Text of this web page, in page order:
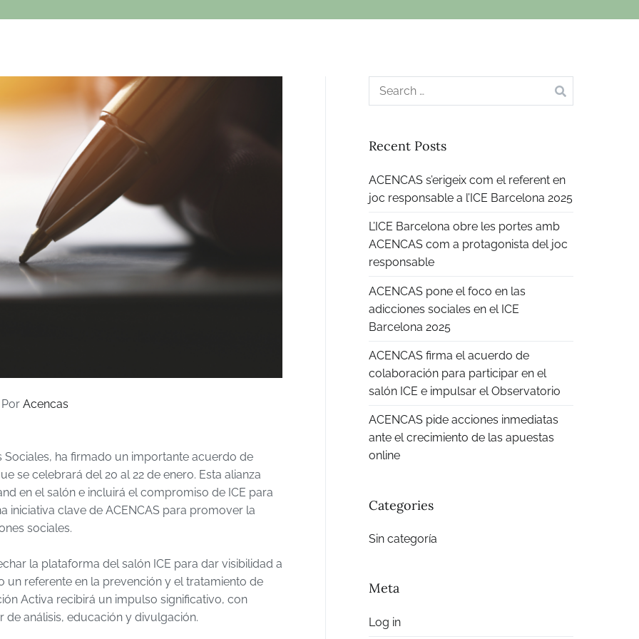
PorAcencas
Sociales, ha firmado un importante acuerdo de
se celebrará del 20 al 22 de enero. Esta alianza
en el salón e incluirá el compromiso de ICE para
iniciativa clave de ACENCAS para promover la
sociales.
la plataforma del salón ICE para dar visibilidad a
referente en la prevención y el tratamiento de
Activa recibirá un impulso significativo, con
análisis, educación y divulgación.
Search
for:
Recent Posts
ACENCAS s’erigeix com el referent en
joc responsable a l’ICE Barcelona 2025
L’ICE Barcelona obre les portes amb
ACENCAS com a protagonista del joc
responsable
ACENCAS pone el foco en las
adicciones sociales en el ICE
Barcelona 2025
ACENCAS firma el acuerdo de
colaboración para participar en el
salón ICE e impulsar el Observatorio
ACENCAS pide acciones inmediatas
ante el crecimiento de las apuestas
online
Categories
Sin categoría
Meta
Log in